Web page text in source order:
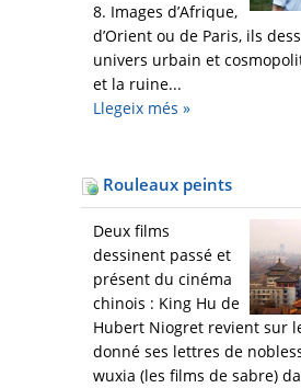
8. Images d’Afrique,
d’Orient ou de Paris, ils
univers urbain et
et la ruine...
Llegeix més »
Rouleaux peints
Deux films
dessinent passé et
présent du cinéma
chinois : King Hu de
Hubert Niogret revient sur
donné ses lettres de
wuxia (les films de sabre)